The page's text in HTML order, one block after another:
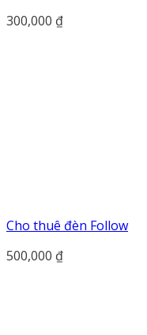
300,000 ₫
Cho thuê đèn Follow
500,000 ₫